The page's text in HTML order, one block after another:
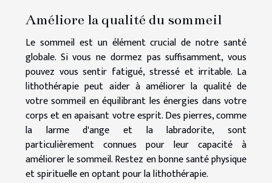
Améliore la qualité du sommeil
Le sommeil est un élément crucial de notre santé
globale. Si vous ne dormez pas suffisamment, vous
pouvez vous sentir fatigué, stressé et irritable. La
lithothérapie peut aider à améliorer la qualité de
votre sommeil en équilibrant les énergies dans votre
corps et en apaisant votre esprit. Des pierres, comme
la larme d'ange et la labradorite, sont
particulièrement connues pour leur capacité à
améliorer le sommeil. Restez en bonne santé physique
et spirituelle en optant pour la lithothérapie.